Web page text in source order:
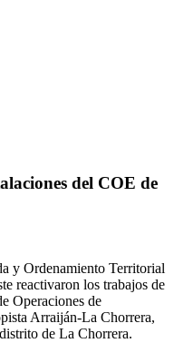
del COE de
y Ordenamiento Territorial
reactivaron los trabajos de
Operaciones de
Arraiján-La Chorrera,
de La Chorrera.